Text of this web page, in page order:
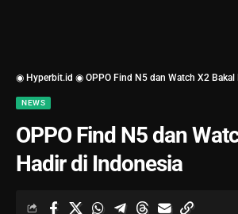
◉ Hyperbit.id ◉ OPPO Find N5 dan Watch X2
NEWS
OPPO Find N5 dan
Hadir di Indonesia